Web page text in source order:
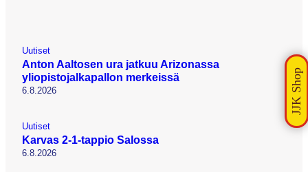
Uutiset
Anton Aaltosen ura jatkuu Arizonassa
yliopistojalkapallon merkeissä
6.8.2026
Uutiset
Karvas 2-1-tappio Salossa
6.8.2026